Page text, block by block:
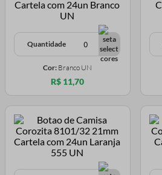
Quantidade
Cor: Branco UN
R$ 11,70